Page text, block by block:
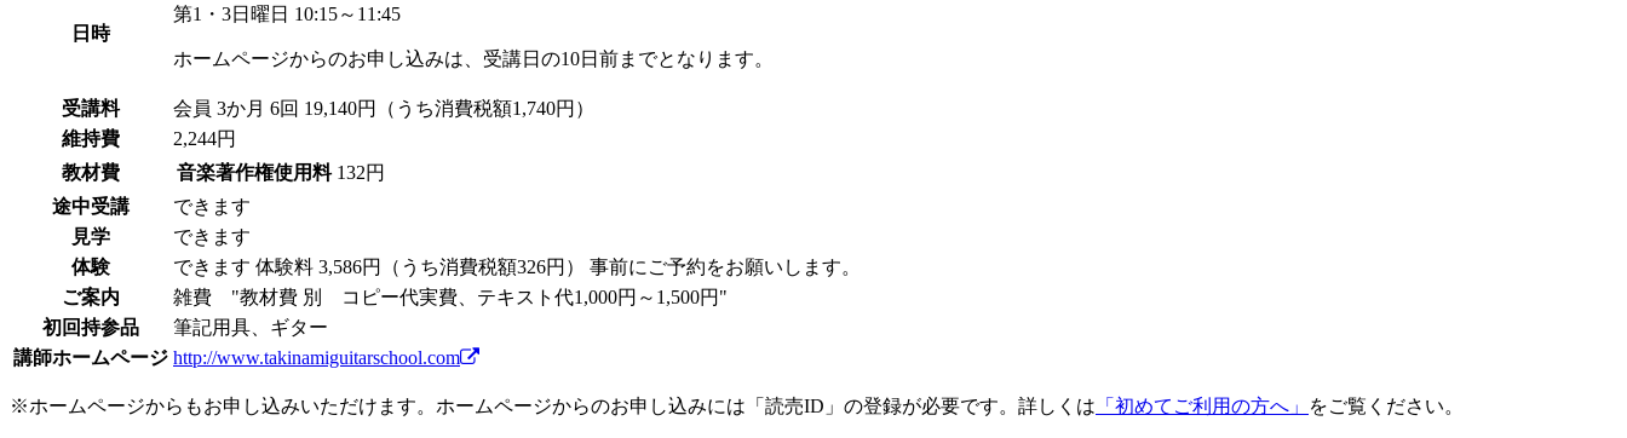
日時
第1・3日曜日 10:15～11:45
ホームページからのお申し込みは、受講日の10日前までとなります。
受講料 会員 3か月 6回 19,140円（うち消費税額1,740円）
維持費
2,244円
教材費
音楽著作権使用料 132円
途中受講
できます
見学
できます
体験
できます 体験料 3,586円（うち消費税額326円） 事前にご予約をお願いします。
ご案内
雑費 "教材費 別 コピー代実費、テキスト代1,000円～1,500円"
初回持参品
筆記用具、ギター
講師ホームページ http://www.takinamiguitarschool.com
※ホームページからもお申し込みいただけます。ホームページからのお申し込みには「読売ID」の登録が必要です。詳しくは 「初めてご利用の方へ」 をご覧ください。